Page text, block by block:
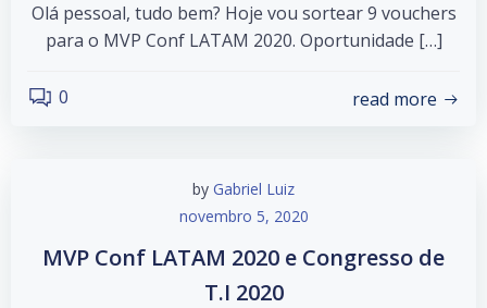
Olá pessoal, tudo bem? Hoje vou sortear 9 vouchers
para o MVP Conf LATAM 2020. Oportunidade […]
0 read more
by Gabriel Luiz
novembro 5, 2020
MVP Conf LATAM 2020 e Congresso de
T.I 2020